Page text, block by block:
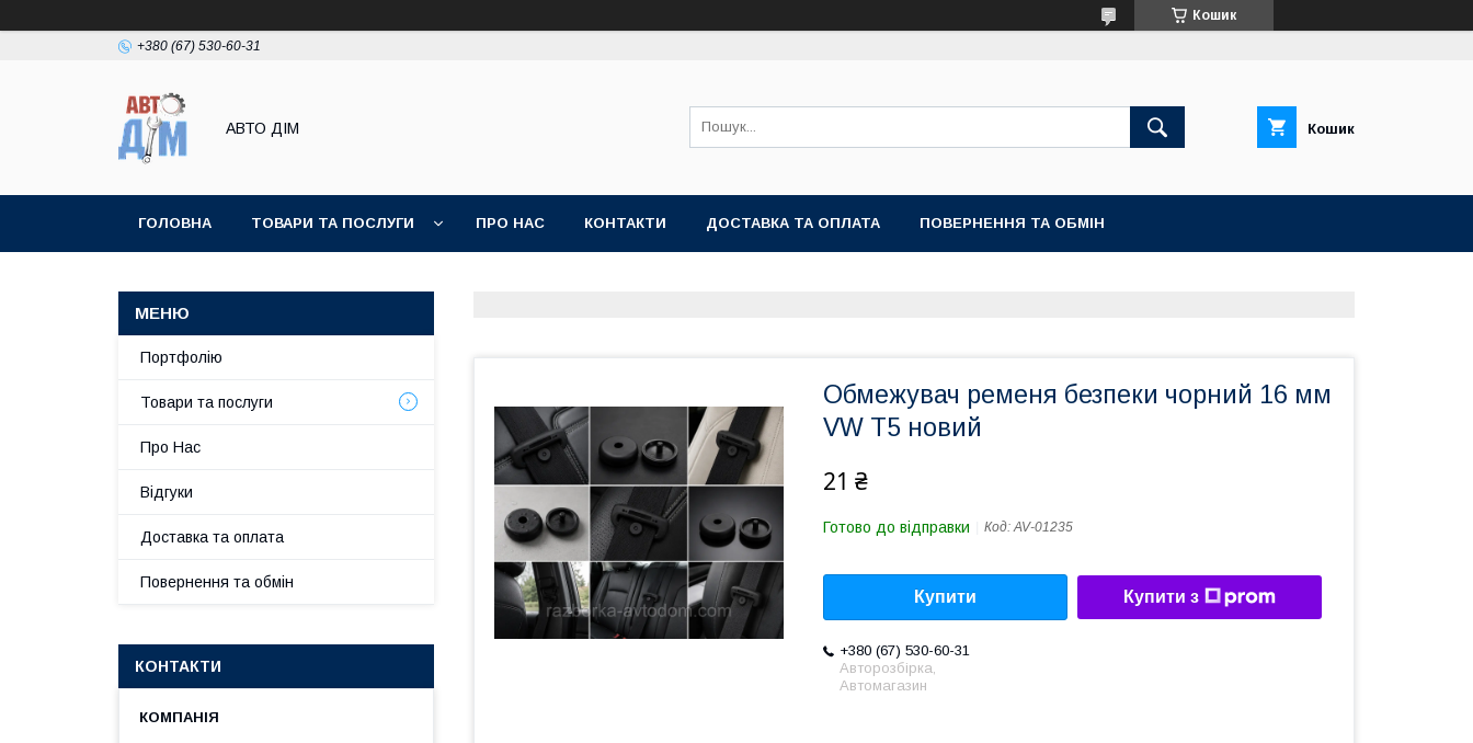
Кошик
+380 (67) 530-60-31
АВТО ДIМ Кошик
ГОЛОВНА ТОВАРИ ТА ПОСЛУГИ ПРО НАС КОНТАКТИ ДОСТАВКА ТА ОПЛАТА ПОВЕРНЕННЯ ТА ОБМІН
Обмежувач ременя безпеки чорний 16 мм
VW T5 новий
21 ₴
Готово до відправки Код:AV-01235
Купити Купити з
+380 (67) 530-60-31
Авторозбірка,
Автомагазин
Портфолію
Товари та послуги
Про Нас
Відгуки
Доставка та оплата
Повернення та обмін
КОНТАКТИ